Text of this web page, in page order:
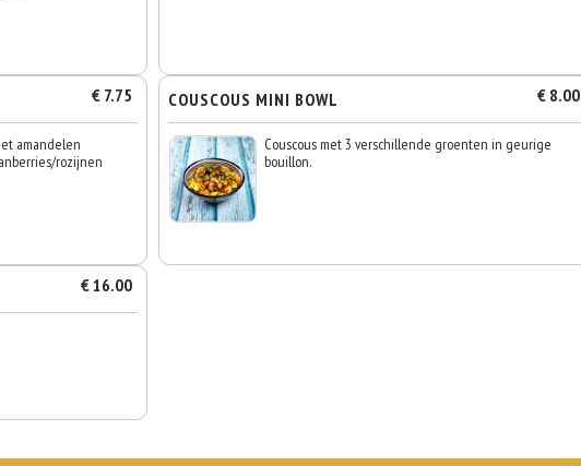
€ 7.75
amandelen
rozijnen
COUSCOUS MINI BOWL € 8.00
Couscous met 3 verschillende groenten in geurige
bouillon.
€ 16.00